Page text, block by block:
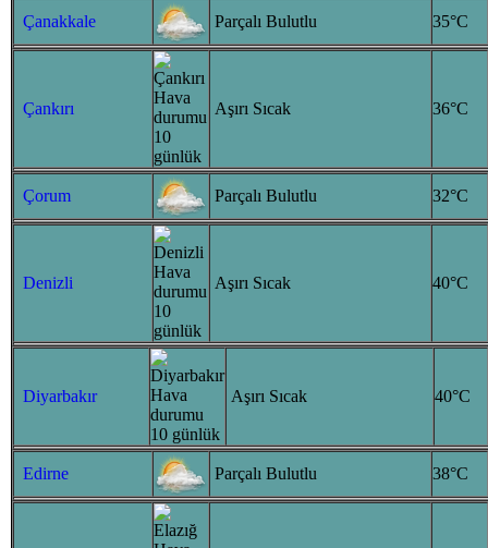
Çanakkale Parçalı Bulutlu 35°C
Çankırı Aşırı Sıcak 36°C
Çorum Parçalı Bulutlu 32°C
Denizli Aşırı Sıcak 40°C
Diyarbakır Aşırı Sıcak 40°C
Edirne Parçalı Bulutlu 38°C